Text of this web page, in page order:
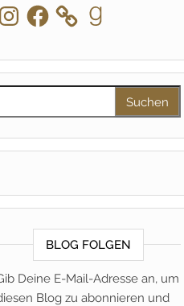
InstagramFacebook Goodreads
BLOG FOLGEN
Deine E-Mail-Adresse an, um
Blog zu abonnieren und